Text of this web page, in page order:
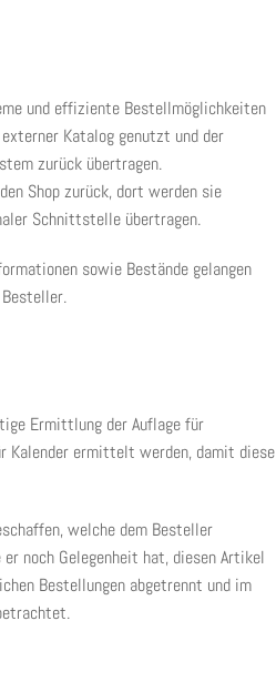
und effiziente Bestellmöglichkeiten
Katalog genutzt und der
zurück übertragen.
Shop zurück, dort werden sie
Schnittstelle übertragen.
sowie Bestände gelangen
Ermittlung der Auflage für
Kalender ermittelt werden, damit diese
welche dem Besteller
noch Gelegenheit hat, diesen Artikel
Bestellungen abgetrennt und im